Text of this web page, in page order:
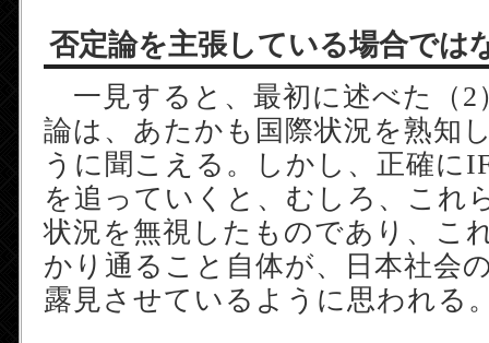
否定論を主張している場合では
一見すると、最初に述べた（2
論は、あたかも国際状況を熟知
うに聞こえる。しかし、正確に
を追っていくと、むしろ、これ
状況を無視したものであり、こ
かり通ること自体が、日本社会
露見させているように思われる